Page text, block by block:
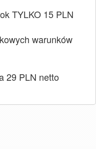
TYLKO 15 PLN
warunków
29 PLN netto